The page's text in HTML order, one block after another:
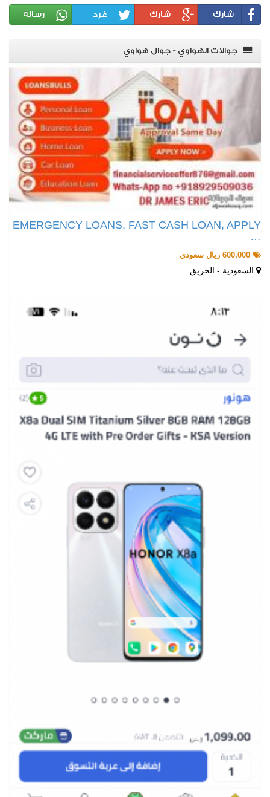
شارك شارك غرد رسالة
جوالات الهواوي - جوال هواوي
EMERGENCY LOANS, FAST CASH LOAN, APPLY
…
السعودية - الحريق